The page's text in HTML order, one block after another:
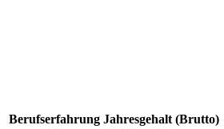
Berufserfahrung Jahresgehalt (Brutto)